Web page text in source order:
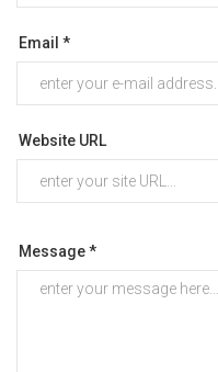
Email *
Website URL
Message *